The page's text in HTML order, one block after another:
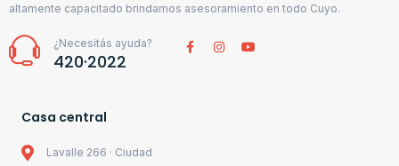
altamente capacitado brindamos asesoramiento en todo Cuyo.
¿Necesitás ayuda?
420·2022
Casa central
Lavalle 266 · Ciudad